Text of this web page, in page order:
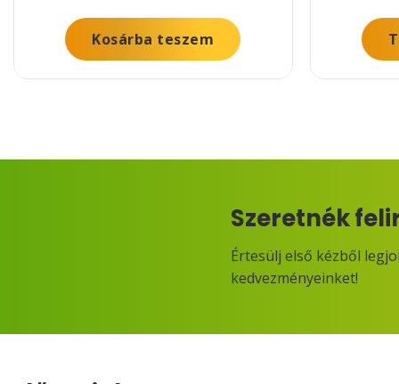
Kosárba teszem
Szeretnék
Értesülj első kézből
kedvezményeinket!